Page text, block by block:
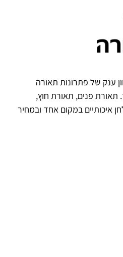
ענק של פתרונות תאורה
תאורת פנים, תאורת חוץ,
איכותיים במקום אחד ובמחיר